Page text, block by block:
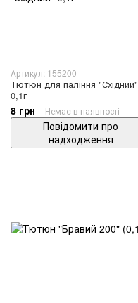
Артикул: 155200
Тютюн для паління "Східний"
0,1г
8 грн Немає в наявності
Повідомити про
надходження